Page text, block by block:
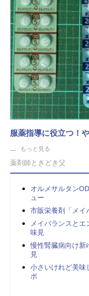
服薬指導に役立つ！
もっと見る
薬剤師ときどき父
オルメサルタン
ュー
市販栄養剤「メイ
メイバランスと
味見
慢性腎臓病向け新
見
小さいけれど美味
ポ